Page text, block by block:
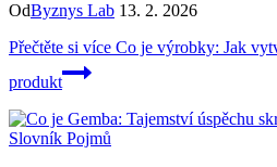
OdByznys Lab 13. 2. 2026
Přečtěte si více Co je výrobky: Jak
produkt
Slovník Pojmů